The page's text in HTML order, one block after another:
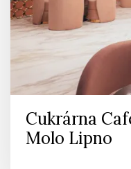
Cukrárna
Molo Lipno